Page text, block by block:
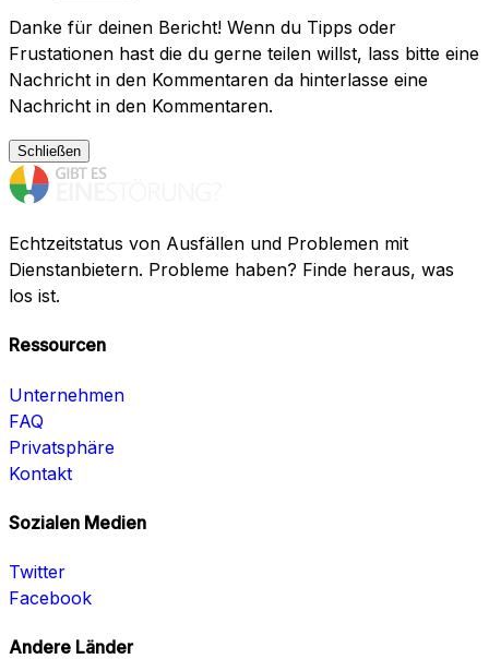
Danke für deinen Bericht! Wenn du Tipps oder
Frustationen hast die du gerne teilen willst, lass bitte eine
Nachricht in den Kommentaren da hinterlasse eine
Nachricht in den Kommentaren.
Schließen
Echtzeitstatus von Ausfällen und Problemen mit
Dienstanbietern. Probleme haben? Finde heraus, was
los ist.
Ressourcen
Unternehmen
FAQ
Privatsphäre
Kontakt
Sozialen Medien
Twitter
Facebook
Andere Länder